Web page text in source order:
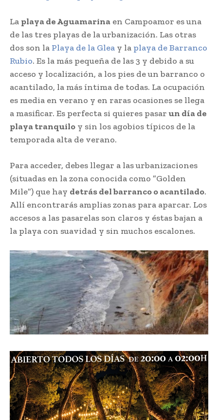
La playa de Aguamarina en Campoamor es una
de las tres playas de la urbanización. Las otras
dos son la Playa de la Glea y la playa de Barranco
Rubio. Es la más pequeña de las 3 y debido a su
acceso y localización, a los pies de un barranco o
acantilado, la más íntima de todas. La ocupación
es media en verano y en raras ocasiones se llega
a masificar. Es perfecta si quieres pasar un día de
playa tranquilo y sin los agobios típicos de la
temporada alta de verano.
Para acceder, debes llegar a las urbanizaciones
(situadas en la zona conocida como ”Golden
Mile”) que hay detrás del barranco o acantilado.
Allí encontrarás amplias zonas para aparcar. Los
accesos a las pasarelas son claros y éstas bajan a
la playa con suavidad y sin muchos escalones.